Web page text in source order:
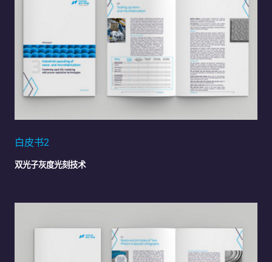
白皮书2
双光子灰度光刻技术